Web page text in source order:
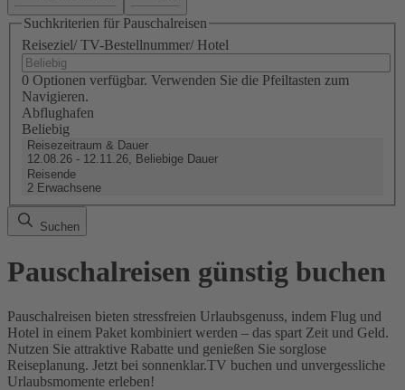
Suchkriterien für Pauschalreisen
Reiseziel/ TV-Bestellnummer/ Hotel
0 Optionen verfügbar. Verwenden Sie die Pfeiltasten zum
Navigieren.
Abflughafen
Beliebig
Reisezeitraum & Dauer
12.08.26 - 12.11.26, Beliebige Dauer
Reisende
2 Erwachsene
Suchen
Pauschalreisen günstig buchen
Pauschalreisen bieten stressfreien Urlaubsgenuss, indem Flug und
Hotel in einem Paket kombiniert werden – das spart Zeit und Geld.
Nutzen Sie attraktive Rabatte und genießen Sie sorglose
Reiseplanung. Jetzt bei sonnenklar.TV buchen und unvergessliche
Urlaubsmomente erleben!